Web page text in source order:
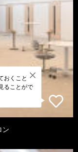
おくこと
ることがで
ン